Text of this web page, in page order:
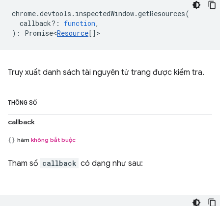
chrome.devtools . inspectedWindow.getResources(
callback? : function,
) : Promise<Resource[] >
Truy xuất danh sách tài nguyên từ trang được kiểm tra.
THÔNG SỐ
callback
hàm không bắt buộc
Tham số callback có dạng như sau: